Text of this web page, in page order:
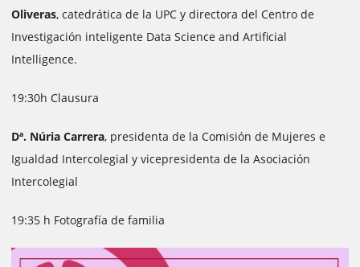
Oliveras, catedrática de la UPC y directora del Centro de
Investigación inteligente Data Science and Artificial
Intelligence.
19:30h Clausura
Dª. Núria Carrera, presidenta de la Comisión de Mujeres e
Igualdad Intercolegial y vicepresidenta de la Asociación
Intercolegial
19:35 h Fotografía de familia